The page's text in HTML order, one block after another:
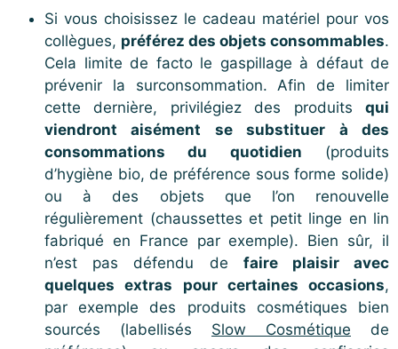
Si vous choisissez le cadeau matériel pour vos
collègues, préférez des objets consommables.
Cela limite de facto le gaspillage à défaut de
prévenir la surconsommation. Afin de limiter
cette dernière, privilégiez des produits qui
viendront aisément se substituer à des
consommations du quotidien (produits
d’hygiène bio, de préférence sous forme solide)
ou à des objets que l’on renouvelle
régulièrement (chaussettes et petit linge en lin
fabriqué en France par exemple). Bien sûr, il
n’est pas défendu de faire plaisir avec
quelques extras pour certaines occasions,
par exemple des produits cosmétiques bien
sourcés (labellisés Slow Cosmétique de